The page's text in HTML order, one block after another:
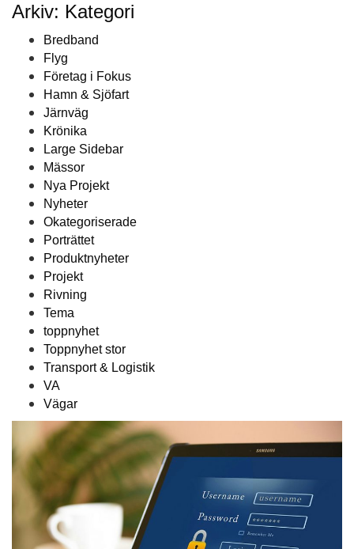
Arkiv: Kategori
Bredband
Flyg
Företag i Fokus
Hamn & Sjöfart
Järnväg
Krönika
Large Sidebar
Mässor
Nya Projekt
Nyheter
Okategoriserade
Porträttet
Produktnyheter
Projekt
Rivning
Tema
toppnyhet
Toppnyhet stor
Transport & Logistik
VA
Vägar